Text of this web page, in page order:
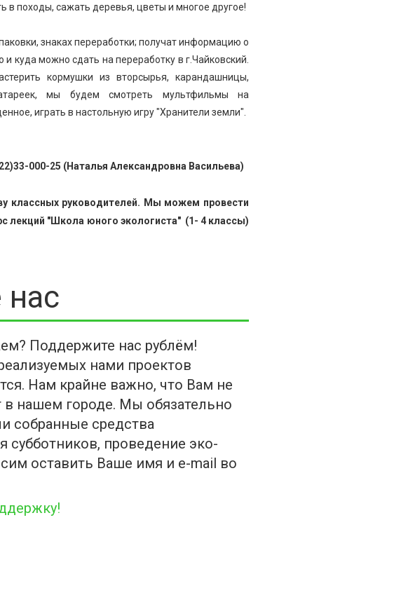
в походы, сажать деревья, цветы и многое другое!
знаках переработки; получат информацию о
куда можно сдать на переработку в г.Чайковский.
кормушки из вторсырья, карандашницы,
мы будем смотреть мультфильмы на
играть в настольную игру "Хранители земли".
000-25 (Наталья Александровна Васильева)
классных руководителей. Мы можем провести
лекций "Школа юного экологиста" (1- 4 классы)
Поддержите нас рублём!
нами проектов
Нам крайне важно, что Вам не
в нашем городе. Мы обязательно
собранные средства
субботников, проведение эко-
оставить Ваше имя и e-mail во